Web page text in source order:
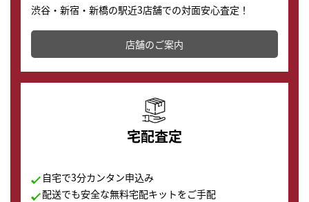
渋谷・新宿・新橋の駅近3店舗での対面安心査定！
その場で現金買取致します。渋谷本店では、時計販売の
店舗を併設しており、下取りに出してお得に新しい時計
の購入もできます♪
店舗のご案内
宅配査定
自宅で3分カンタン申込み
配送でも安全な無料宅配キットをご手配